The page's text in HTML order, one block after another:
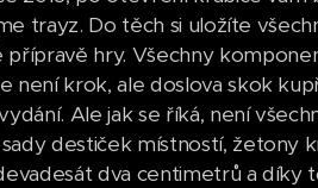
trayz. Do těch si uložíte
hry. Všechny
není krok, ale doslova skok
Ale jak se říká, není
destiček místností, žetony
dva centimetrů a díky